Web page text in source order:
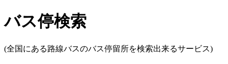
バス停検索
(全国にある路線バスのバス停留所を検索出来るサービス)